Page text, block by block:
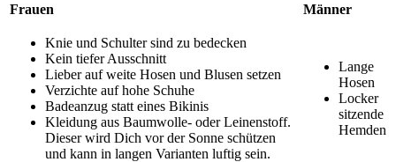
Frauen Männer
Knie und Schulter sind zu bedecken
Kein tiefer Ausschnitt
Lieber auf weite Hosen und Blusen setzen
Verzichte auf hohe Schuhe
Badeanzug statt eines Bikinis
Kleidung aus Baumwolle- oder Leinenstoff.
Dieser wird Dich vor der Sonne schützen
und kann in langen Varianten luftig sein.
Lange
Hosen
Locker
sitzende
Hemden